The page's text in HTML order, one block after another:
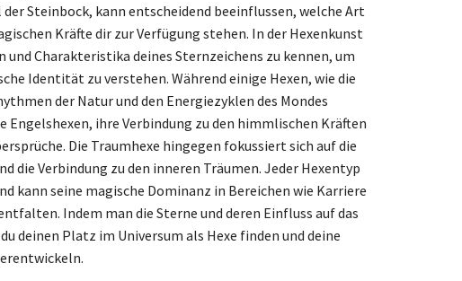
Steinbock, kann entscheidend beeinflussen, welche Art
Kräfte dir zur Verfügung stehen. In der Hexenkunst
und Charakteristika deines Sternzeichens zu kennen, um
Identität zu verstehen. Während einige Hexen, wie die
der Natur und den Energiezyklen des Mondes
Engelshexen, ihre Verbindung zu den himmlischen Kräften
Die Traumhexe hingegen fokussiert sich auf die
die Verbindung zu den inneren Träumen. Jeder Hexentyp
kann seine magische Dominanz in Bereichen wie Karriere
Indem man die Sterne und deren Einfluss auf das
deinen Platz im Universum als Hexe finden und deine